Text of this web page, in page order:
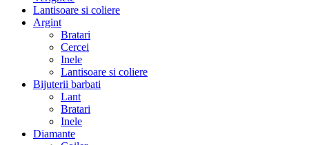
Lantisoare si coliere
Argint
Bratari
Cercei
Inele
Lantisoare si coliere
Bijuterii barbati
Lant
Bratari
Inele
Diamante